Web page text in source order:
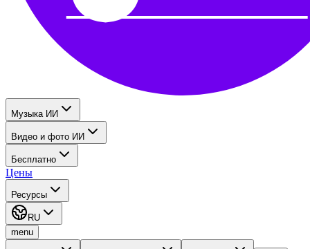
Музыка ИИ
Видео и фото ИИ
Бесплатно
Цены
Ресурсы
RU
menu